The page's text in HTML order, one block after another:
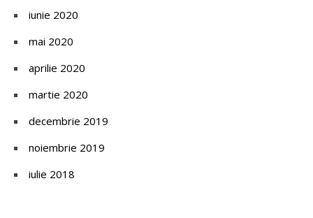
iunie 2020
mai 2020
aprilie 2020
martie 2020
decembrie 2019
noiembrie 2019
iulie 2018